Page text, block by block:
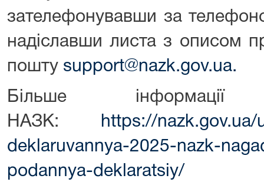
зателефонувавши за
надіславши листа з описом
пошту support@nazk.gov.ua.
Більше
НАЗК:
https://
deklaruvannya-2025-nazk-
podannya-deklaratsiy/